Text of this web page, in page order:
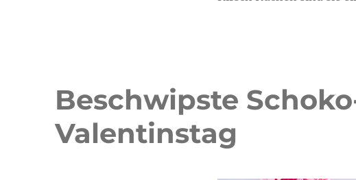
Beschwipste
Valentinstag